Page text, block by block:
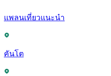
แพลนเที่ยวแนะนำ
คันโต